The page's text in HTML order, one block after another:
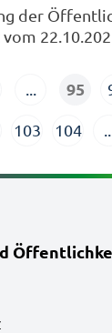
der
95
103 104